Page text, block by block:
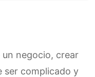
un negocio, crear
ser complicado y